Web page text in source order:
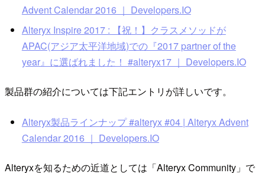
Advent Calendar 2016 ｜ Developers.IO
Alteryx Inspire 2017 : 【祝！】クラスメソッドが
APAC(アジア太平洋地域)での『2017 partner of the
year』に選ばれました！ #alteryx17 ｜ Developers.IO
製品群の紹介については下記エントリが詳しいです。
Alteryx製品ラインナップ #alteryx #04 | Alteryx Advent
Calendar 2016 ｜ Developers.IO
Alteryxを知るための近道としては「Alteryx Community」で